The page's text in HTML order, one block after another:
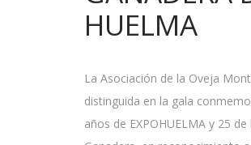
HUELMA
La Asociación de la Oveja
distinguida en la gala
años de EXPOHUELMA y 25